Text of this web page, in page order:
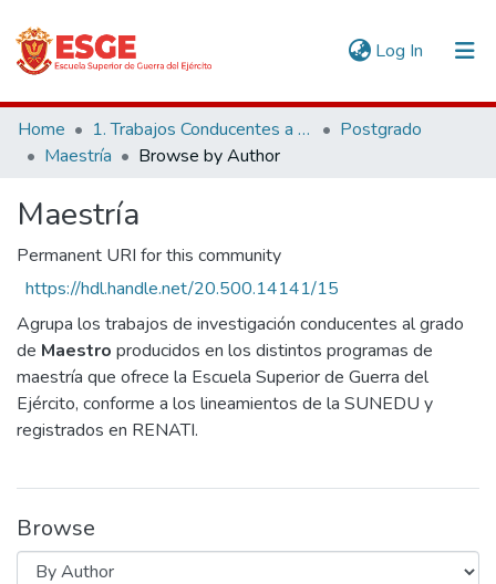
Log In (current)
Communities & Collections
All of DSpace
Home 1. Trabajos Conducentes a Grados y Títulos
Postgrado
Maestría
Browse by Author
Maestría
Permanent URI for this community
https://hdl.handle.net/20.500.14141/15
Agrupa los trabajos de investigación conducentes al grado
de Maestro producidos en los distintos programas de
maestría que ofrece la Escuela Superior de Guerra del
Ejército, conforme a los lineamientos de la SUNEDU y
registrados en RENATI.
Browse